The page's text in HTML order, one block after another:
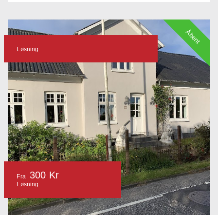
Løsning
Fra 300 Kr
Løsning
Åbent